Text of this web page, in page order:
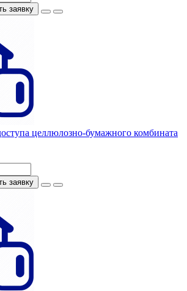
заявку
целлюлозно-бумажного комбината
заявку